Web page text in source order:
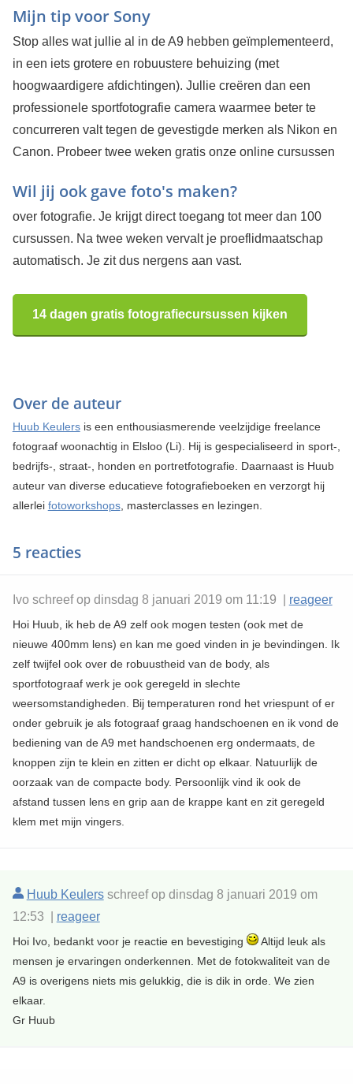
Mijn tip voor Sony
Stop alles wat jullie al in de A9 hebben geïmplementeerd,
in een iets grotere en robuustere behuizing (met
hoogwaardigere afdichtingen). Jullie creëren dan een
professionele sportfotografie camera waarmee beter te
concurreren valt tegen de gevestigde merken als Nikon en
Canon.
Wil jij ook gave foto's maken?
Probeer twee weken gratis onze online cursussen
over fotografie. Je krijgt direct toegang tot meer dan 100
cursussen. Na twee weken vervalt je proeflidmaatschap
automatisch. Je zit dus nergens aan vast.
14 dagen gratis fotografiecursussen kijken
Over de auteur
Huub Keulersis een enthousiasmerende veelzijdige freelance
fotograaf woonachtig in Elsloo (Li). Hij is gespecialiseerd in sport-,
bedrijfs-, straat-, honden en portretfotografie. Daarnaast is Huub
auteur van diverse educatieve fotografieboeken en verzorgt hij
allerlei fotoworkshops, masterclasses en lezingen.
5 reacties
Ivo schreef op dinsdag 8 januari 2019 om 11:19 | reageer
Hoi Huub, ik heb de A9 zelf ook mogen testen (ook met de
nieuwe 400mm lens) en kan me goed vinden in je bevindingen. Ik
zelf twijfel ook over de robuustheid van de body, als
sportfotograaf werk je ook geregeld in slechte
weersomstandigheden. Bij temperaturen rond het vriespunt of er
onder gebruik je als fotograaf graag handschoenen en ik vond de
bediening van de A9 met handschoenen erg ondermaats, de
knoppen zijn te klein en zitten er dicht op elkaar. Natuurlijk de
oorzaak van de compacte body. Persoonlijk vind ik ook de
afstand tussen lens en grip aan de krappe kant en zit geregeld
klem met mijn vingers.
Huub Keulersschreef op dinsdag 8 januari 2019 om
12:53 | reageer
Hoi Ivo, bedankt voor je reactie en bevestiging
Altijd leuk als
mensen je ervaringen onderkennen. Met de fotokwaliteit van de
A9 is overigens niets mis gelukkig, die is dik in orde. We zien
elkaar.
Gr Huub